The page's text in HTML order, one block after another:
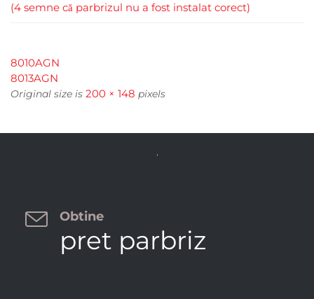
(4 semne că parbrizul nu a fost instalat corect)
8010AGN
8013AGN
Original size is 200 × 148 pixels
 Obtine
pret parbriz